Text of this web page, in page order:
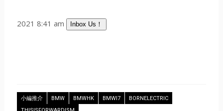
2021 8:41 am Inbox Us！
小編推介 BMW BMWHK BMWI7
BORNELECTRIC